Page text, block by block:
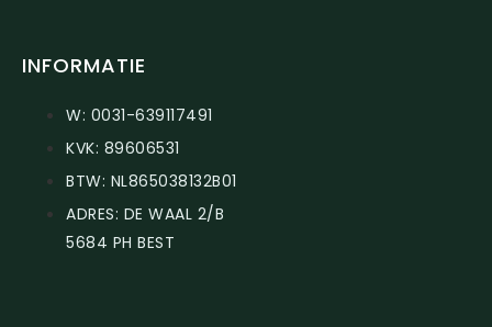
INFORMATIE
W: 0031-639117491
KVK: 89606531
BTW: NL865038132B01
ADRES: DE WAAL 2/B
5684 PH BEST